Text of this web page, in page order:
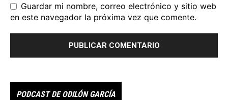
Guardar mi nombre, correo electrónico y sitio web
en este navegador la próxima vez que comente.
PODCAST DE ODILÓN GARCÍA